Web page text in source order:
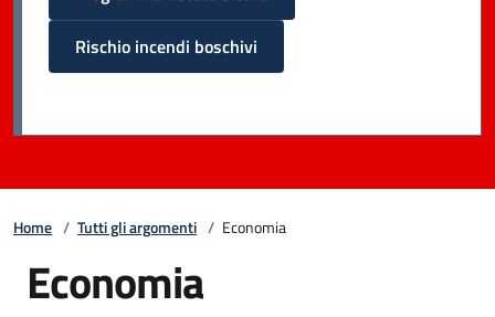
Rischio incendi boschivi
Home / Tutti gli argomenti / Economia
Economia